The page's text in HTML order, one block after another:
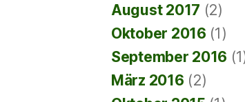
August 2017 (2)
Oktober 2016 (1)
September 2016
März 2016 (2)